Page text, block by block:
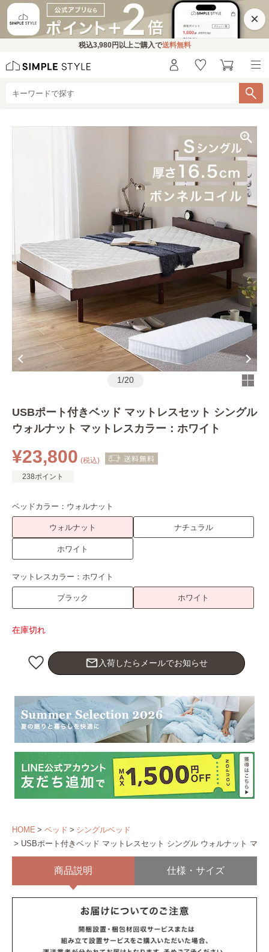
×
税込3,980円 以上ご購入で送料無料
1/20
USBポート付きベッド マットレスセット シングル
ウォルナット マットレスカラー：ホワイト
¥23,800 (税込)
238ポイント
ベッドカラー： ウォルナット
ウォルナット ナチュラル
ホワイト
マットレスカラー： ホワイト
ブラック ホワイト
在庫切れ
mail_outline 入荷したらメールでお知らせ
HOME ベッド
シングルベッド
USBポート付きベッド マットレスセット シングル ウォルナット マッ
商品説明 仕様・サイズ